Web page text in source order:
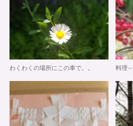
わくわくの場所にこの車で。。 料理∼